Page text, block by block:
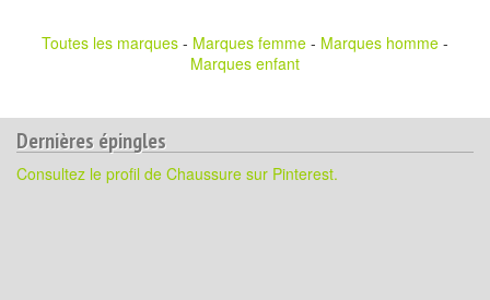
Toutes les marques - Marques femme - Marques homme -
Marques enfant
Dernières épingles
Consultez le profil de Chaussure sur Pinterest.